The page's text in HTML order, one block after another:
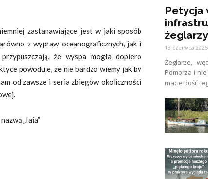
zastanawiające jest w jaki sposób
z wypraw oceanograficznych, jak i
że wyspa mogła dopiero
powoduje, że nie bardzo wiemy jak by
od zawsze i seria zbiegów okoliczności
„Iaia”
Petycja
13 czerwca 2025
Żeglarze,
Pomorza i
macie dość